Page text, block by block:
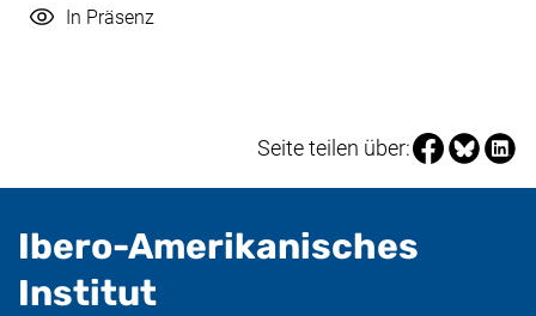
Durchführung
In Präsenz
Seite teilen über:Seite über
Seite
Ibero-Amerikanisches
Institut- nützliche